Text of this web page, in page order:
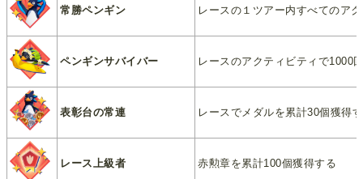
常勝ペンギン レースの１ツアー内すべてのア
ペンギンサバイバー レースのアクティビティで1000
表彰台の常連 レースでメダルを累計30個獲得
レース上級者 赤勲章を累計100個獲得する